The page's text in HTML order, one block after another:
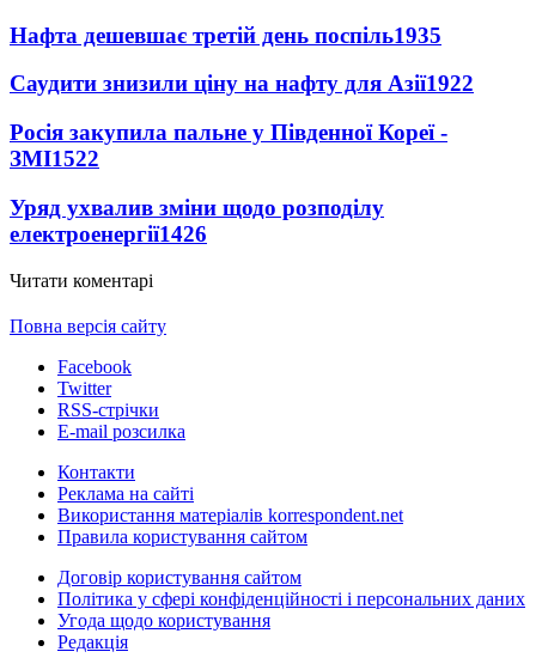
Нафта дешевшає третій день поспіль1935
Саудити знизили ціну на нафту для Азії1922
Росія закупила пальне у Південної Кореї -
ЗМІ1522
Уряд ухвалив зміни щодо розподілу
електроенергії1426
Читати коментарі
Повна версія сайту
Facebook
Twitter
RSS-стрічки
E-mail розсилка
Контакти
Реклама на сайті
Використання матеріалів korrespondent.net
Правила користування сайтом
Договір користування сайтом
Політика у сфері конфіденційності і персональних даних
Угода щодо користування
Редакція